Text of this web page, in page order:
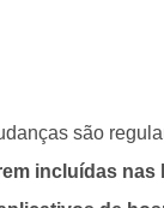
são
incluídas